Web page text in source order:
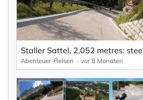
Abenteuer-Reisen vor 8 Monaten